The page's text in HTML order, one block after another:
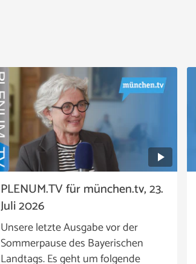
PLENUM.TV für münchen.tv, 23.
Juli 2026
Unsere letzte Ausgabe vor der
Sommerpause des Bayerischen
Landtags. Es geht um folgende